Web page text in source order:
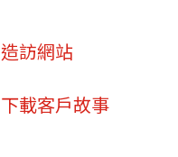
造訪網站
下載客戶故事